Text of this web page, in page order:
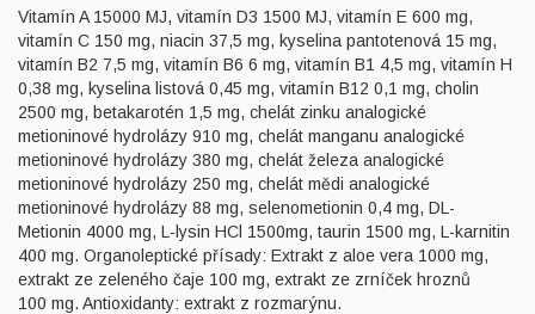
Vitamín A 15000 MJ, vitamín D3 1500 MJ, vitamín E 600 mg,
vitamín C 150 mg, niacin 37,5 mg, kyselina pantotenová 15 mg,
vitamín B2 7,5 mg, vitamín B6 6 mg, vitamín B1 4,5 mg, vitamín H
0,38 mg, kyselina listová 0,45 mg, vitamín B12 0,1 mg, cholin
2500 mg, betakarotén 1,5 mg, chelát zinku analogické
metioninové hydrolázy 910 mg, chelát manganu analogické
metioninové hydrolázy 380 mg, chelát železa analogické
metioninové hydrolázy 250 mg, chelát mědi analogické
metioninové hydrolázy 88 mg, selenometionin 0,4 mg, DL-
Metionin 4000 mg, L-lysin HCl 1500mg, taurin 1500 mg, L-karnitin
400 mg. Organoleptické přísady: Extrakt z aloe vera 1000 mg,
extrakt ze zeleného čaje 100 mg, extrakt ze zrníček hroznů
100 mg. Antioxidanty: extrakt z rozmarýnu.